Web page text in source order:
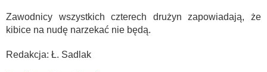
Zawodnicy wszystkich czterech drużyn zapowiadają, że
kibice na nudę narzekać nie będą.
Redakcja: Ł. Sadlak